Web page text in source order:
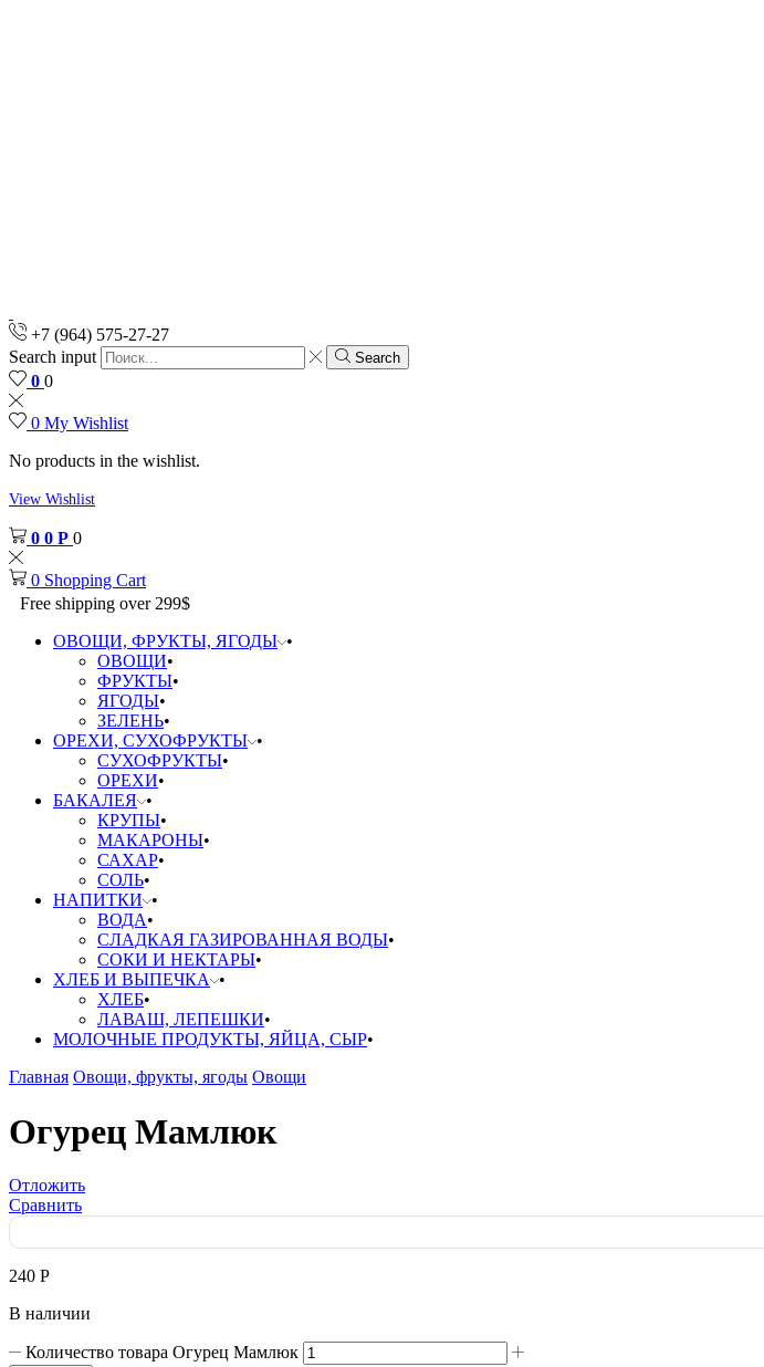
+7 (964) 575-27-27
Search input
Search
0 0
0 My Wishlist
No products in the wishlist.
View Wishlist
0 0 Р 0
0 Shopping Cart
Free shipping over 299$
ОВОЩИ, ФРУКТЫ, ЯГОДЫ
ОВОЩИ
ФРУКТЫ
ЯГОДЫ
ЗЕЛЕНЬ
ОРЕХИ, СУХОФРУКТЫ
СУХОФРУКТЫ
ОРЕХИ
БАКАЛЕЯ
КРУПЫ
МАКАРОНЫ
САХАР
СОЛЬ
НАПИТКИ
ВОДА
СЛАДКАЯ ГАЗИРОВАННАЯ ВОДЫ
СОКИ И НЕКТАРЫ
ХЛЕБ И ВЫПЕЧКА
ХЛЕБ
ЛАВАШ, ЛЕПЕШКИ
МОЛОЧНЫЕ ПРОДУКТЫ, ЯЙЦА, СЫР
Главная Овощи, фрукты, ягоды Овощи
Огурец Мамлюк
Отложить
Сравнить
240 Р
В наличии
Количество товара Огурец Мамлюк